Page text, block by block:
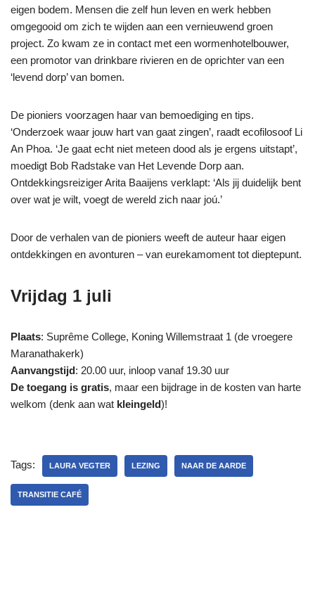
eigen bodem. Mensen die zelf hun leven en werk hebben
omgegooid om zich te wijden aan een vernieuwend groen
project. Zo kwam ze in contact met een wormenhotelbouwer,
een promotor van drinkbare rivieren en de oprichter van een
‘levend dorp’ van bomen.
De pioniers voorzagen haar van bemoediging en tips.
‘Onderzoek waar jouw hart van gaat zingen’, raadt ecofilosoof Li
An Phoa. ‘Je gaat echt niet meteen dood als je ergens uitstapt’,
moedigt Bob Radstake van Het Levende Dorp aan.
Ontdekkingsreiziger Arita Baaijens verklapt: ‘Als jij duidelijk bent
over wat je wilt, voegt de wereld zich naar joú.’
Door de verhalen van de pioniers weeft de auteur haar eigen
ontdekkingen en avonturen – van eurekamoment tot dieptepunt.
Vrijdag 1 juli
Plaats: Suprême College, Koning Willemstraat 1 (de vroegere
Maranathakerk)
Aanvangstijd: 20.00 uur, inloop vanaf 19.30 uur
De toegang is gratis, maar een bijdrage in de kosten van harte
welkom (denk aan wat kleingeld)!
Tags: LAURA VEGTER LEZING NAAR DE AARDE
TRANSITIE CAFÉ